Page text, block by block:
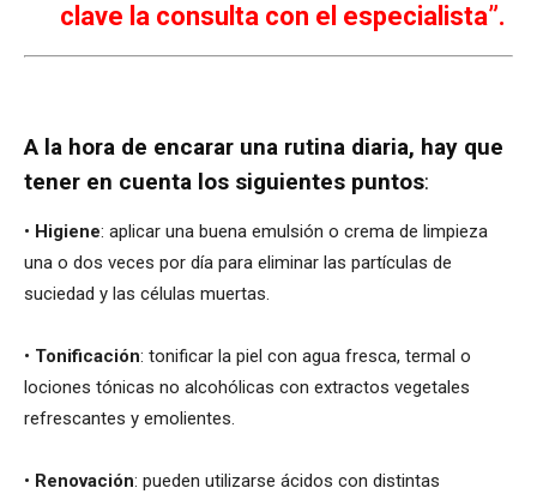
clave la consulta con el especialista”.
A la hora de encarar una rutina diaria, hay que
tener en cuenta los siguientes puntos:
• Higiene: aplicar una buena emulsión o crema de limpieza
una o dos veces por día para eliminar las partículas de
suciedad y las células muertas.
• Tonificación: tonificar la piel con agua fresca, termal o
lociones tónicas no alcohólicas con extractos vegetales
refrescantes y emolientes.
• Renovación: pueden utilizarse ácidos con distintas